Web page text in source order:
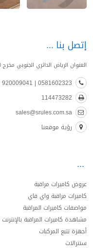
إتصل بنا
العنوان الرياض الدائري الجنوبي مخرج 20 شارع معن بن زائدة
0581602323 | 920009041
114473282
sales@srules.com.sa
رؤية موقعنا
عروض كاميرات مراقبة
كاميرات مراقبة واي فاي
مواصفات كاميرات المراقبة
مشاهدة كاميرات المراقبة بالإنترنت
أجهزة تتبع المركبات
سنترالات